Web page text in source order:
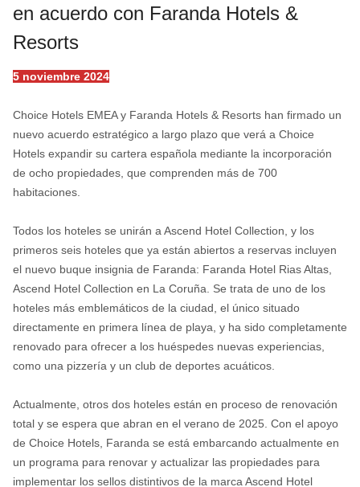
en acuerdo con Faranda Hotels &
Resorts
5 noviembre 2024
Choice Hotels EMEA y Faranda Hotels & Resorts han firmado un
nuevo acuerdo estratégico a largo plazo que verá a Choice
Hotels expandir su cartera española mediante la incorporación
de ocho propiedades, que comprenden más de 700
habitaciones.
Todos los hoteles se unirán a Ascend Hotel Collection, y los
primeros seis hoteles que ya están abiertos a reservas incluyen
el nuevo buque insignia de Faranda: Faranda Hotel Rias Altas,
Ascend Hotel Collection en La Coruña. Se trata de uno de los
hoteles más emblemáticos de la ciudad, el único situado
directamente en primera línea de playa, y ha sido completamente
renovado para ofrecer a los huéspedes nuevas experiencias,
como una pizzería y un club de deportes acuáticos.
Actualmente, otros dos hoteles están en proceso de renovación
total y se espera que abran en el verano de 2025. Con el apoyo
de Choice Hotels, Faranda se está embarcando actualmente en
un programa para renovar y actualizar las propiedades para
implementar los sellos distintivos de la marca Ascend Hotel